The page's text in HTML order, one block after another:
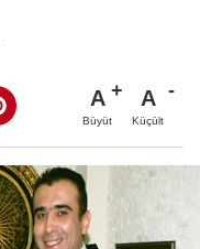
A
Büyüt
A
Küçült